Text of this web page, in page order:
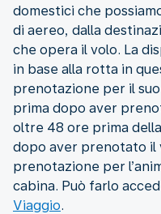
domestici che
di aereo, dalla
che opera il volo. La
in base alla rotta in
prenotazione per il
prima dopo aver
oltre 48 ore prima
dopo aver prenotato il
prenotazione per
cabina. Può farlo
Viaggio.